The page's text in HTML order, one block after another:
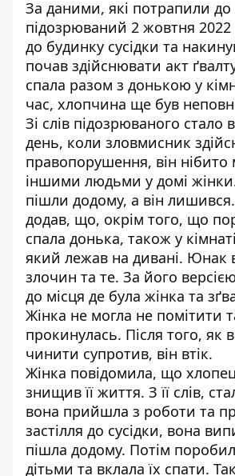
За даними, які потрапили до
підозрюваний 2 жовтня 2022
до будинку сусідки та
почав здійснювати акт
спала разом з донькою у
час, хлопчина ще був
Зі слів підозрюваного стало
день, коли зловмисник
правопорушення, він нібито
іншими людьми у домі жінки.
пішли додому, а він
додав, що, окрім того, що
спала донька, також у
який лежав на дивані. Юнак
злочин та те. За його
до місця де була жінка та
Жінка не могла не помітити
прокинулась. Після того, як
чинити супротив, він втік.
Жінка повідомила, що
знищив її життя. З її слів,
вона прийшла з роботи та
застілля до сусідки, вона
пішла додому. Потім
дітьми та вклала їх спати.